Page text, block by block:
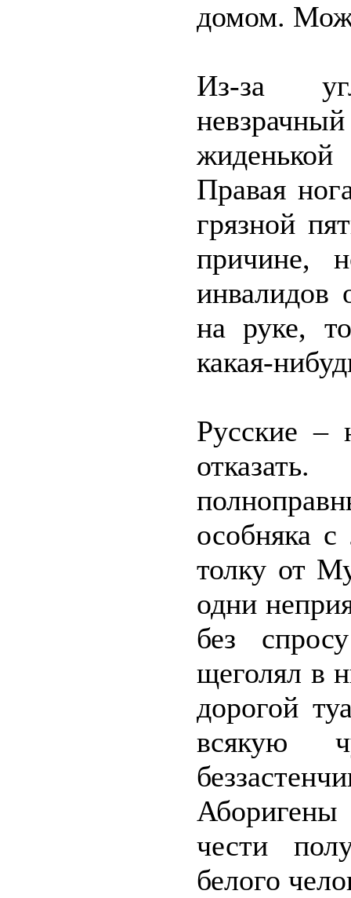
домом.
Из-за
Правая
грязной
причине,
инвалидов
на руке,
какая-
Русские –
особняка
толку от
одни
без
щеголял в
дорогой
всякую
чести
белого